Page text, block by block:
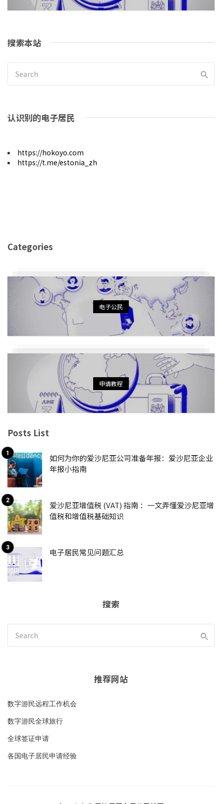
搜索本站
认识别的电子居民
https://hokoyo.com
https://t.me/estonia_zh
Categories
电子公民
申请教程
Posts List
如何为你的爱沙尼亚公司准备年报：爱沙尼亚企业
年报小指南
爱沙尼亚增值税 (VAT) 指南 ：一文弄懂爱沙尼亚增
值税和增值税基础知识
电子居民常见问题汇总
搜索
推荐网站
数字游民远程工作机会
数字游民全球旅行
全球签证申请
各国电子居民申请经验